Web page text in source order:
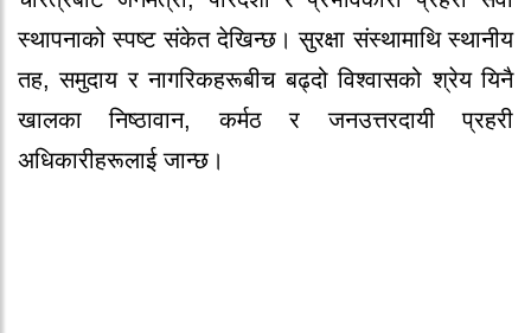
स्थापनाको स्पष्ट संकेत देखिन्छ। सुरक्षा संस्थामाथि स्थानीय
तह, समुदाय र नागरिकहरूबीच बढ्दो विश्वासको श्रेय यिनै
खालका निष्ठावान, कर्मठ र जनउत्तरदायी प्रहरी
अधिकारीहरूलाई जान्छ।